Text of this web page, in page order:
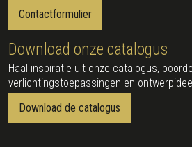
Contactformulier
Download onze catalogus
Haal inspiratie uit onze catalogus,
verlichtingstoepassingen en
Download de catalogus